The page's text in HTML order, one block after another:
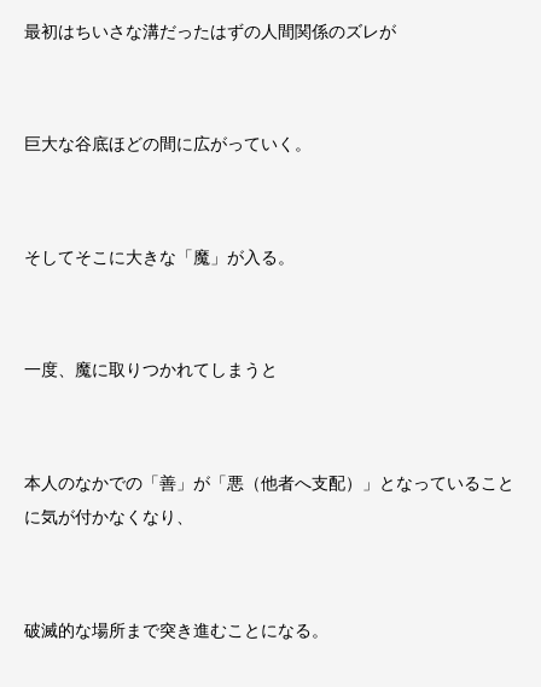
最初はちいさな溝だったはずの人間関係のズレが
巨大な谷底ほどの間に広がっていく。
そしてそこに大きな「魔」が入る。
一度、魔に取りつかれてしまうと
本人のなかでの「善」が「悪（他者へ支配）」となっていること
に気が付かなくなり、
破滅的な場所まで突き進むことになる。